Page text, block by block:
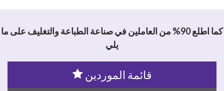
كما اطلع 90% من العاملين في صناعة الطباعة والتغليف على ما
يلي
قائمة الموردين